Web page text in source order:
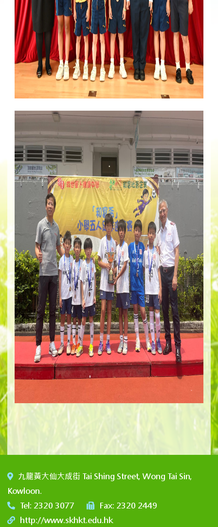
九龍黃大仙大成街 Tai Shing Street, Wong Tai Sin,
Kowloon.
Tel: 2320 3077
Fax: 2320 2449
http://www.skhkt.edu.hk